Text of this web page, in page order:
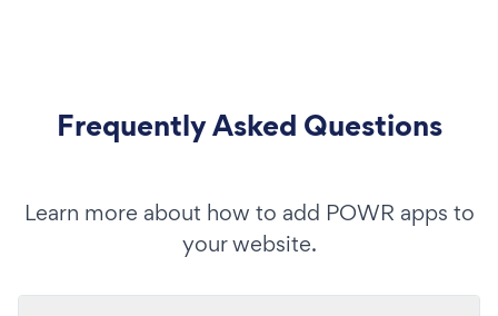
Frequently Asked Questions
Learn more about how to add POWR apps to
your website.